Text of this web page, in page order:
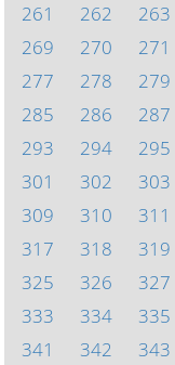
261
262 263
269
270 271
277
278 279
285
286 287
293
294 295
301
302 303
309
310 311
317
318 319
325
326 327
333
334 335
341
342 343